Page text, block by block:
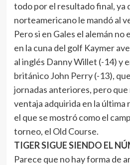
todo por el resultado final, ya
norteamericano le mandó al
Pero si en Gales el alemán
en la cuna del golf Kaymer
al inglés Danny Willet (-14) y
británico John Perry (-13),
jornadas anteriores, pero
ventaja adquirida en la última
el que se mostró como el
torneo, el Old Course.
TIGER SIGUE SIENDO EL
Parece que no hay forma de